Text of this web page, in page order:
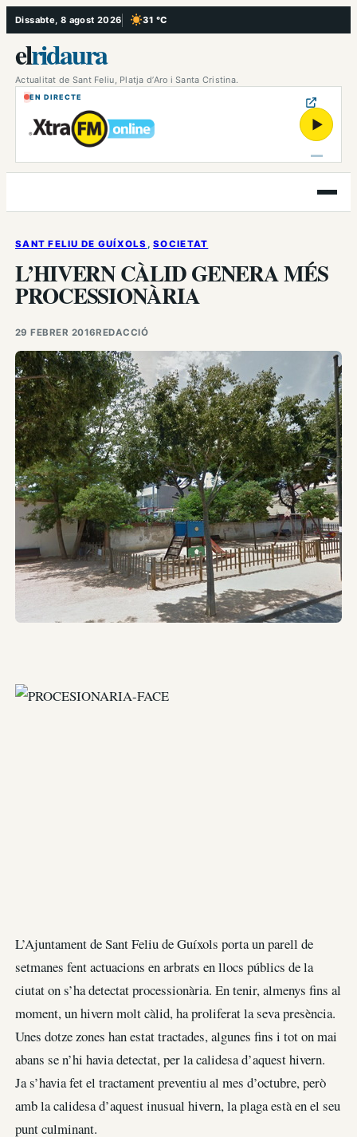
Vés
al
contingut
Dissabte, 8 agost 2026 31 °C
, Cel serè
elridaura
Actualitat de Sant Feliu, Platja d’Aro i Santa Cristina.
EN DIRECTE
▶
Obre
el
SANT FELIU DE GUÍXOLS , SOCIETAT
L’HIVERN CÀLID GENERA MÉS
PROCESSIONÀRIA
29 FEBRER 2016REDACCIÓ
L’Ajuntament de Sant Feliu de Guíxols porta un parell de
setmanes fent actuacions en arbrats en llocs públics de la
ciutat on s’ha detectat processionària. En tenir, almenys fins al
moment, un hivern molt càlid, ha proliferat la seva presència.
Unes dotze zones han estat tractades, algunes fins i tot on mai
abans se n’hi havia detectat, per la calidesa d’aquest hivern.
Ja s’havia fet el tractament preventiu al mes d’octubre, però
amb la calidesa d’aquest inusual hivern, la plaga està en el seu
punt culminant.